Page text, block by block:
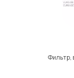
Фильтр,